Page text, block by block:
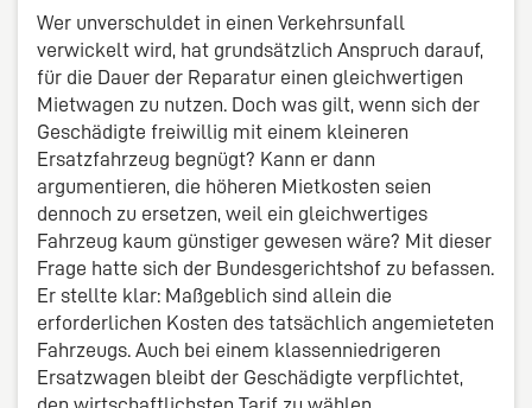
Wer unverschuldet in einen Verkehrsunfall
verwickelt wird, hat grundsätzlich Anspruch darauf,
für die Dauer der Reparatur einen gleichwertigen
Mietwagen zu nutzen. Doch was gilt, wenn sich der
Geschädigte freiwillig mit einem kleineren
Ersatzfahrzeug begnügt? Kann er dann
argumentieren, die höheren Mietkosten seien
dennoch zu ersetzen, weil ein gleichwertiges
Fahrzeug kaum günstiger gewesen wäre? Mit dieser
Frage hatte sich der Bundesgerichtshof zu befassen.
Er stellte klar: Maßgeblich sind allein die
erforderlichen Kosten des tatsächlich angemieteten
Fahrzeugs. Auch bei einem klassenniedrigeren
Ersatzwagen bleibt der Geschädigte verpflichtet,